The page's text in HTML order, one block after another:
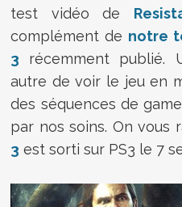
test vidéo de
complément de notre
3 récemment publié.
autre de voir le jeu en
des séquences de
par nos soins. On vous
3 est sorti sur PS3 le 7